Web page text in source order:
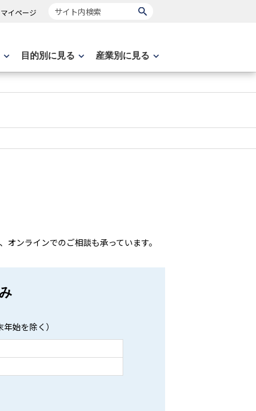
マイページ サイト内検索
目的別に見る 産業別に見る
ンラインでのご相談も承っています。
始を除く）